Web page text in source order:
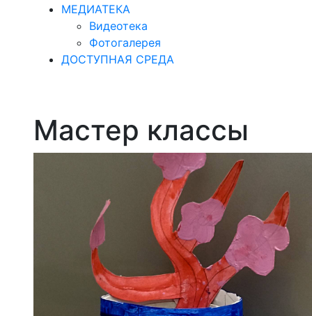
МЕДИАТЕКА
Видеотека
Фотогалерея
ДОСТУПНАЯ СРЕДА
Мастер классы